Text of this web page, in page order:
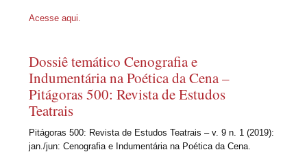
Acesse aqui.
Dossiê temático Cenografia e
Indumentária na Poética da Cena –
Pitágoras 500: Revista de Estudos
Teatrais
Pitágoras 500: Revista de Estudos Teatrais – v. 9 n. 1 (2019):
jan./jun: Cenografia e Indumentária na Poética da Cena.